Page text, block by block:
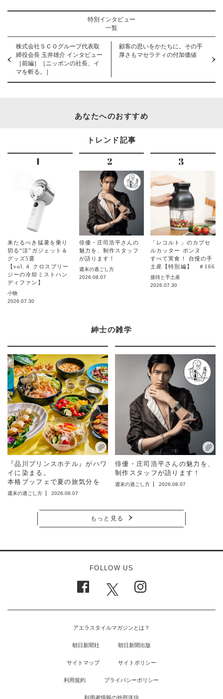
特別インタビュー
一覧
株式会社ＳＣＯグループ代表取
締役会長 玉井雄介 インタビュー
［前編］［ニッポンの社長、イ
マを斬る。］
顧客の思いをかたちに。その手
厚さもマセラティの付加価値
あなたへのおすすめ
トレンド記事
来たるべき猛暑を乗り
切る“涼”ガジェット＆
グッズ5選
【vol.４ クロスブリー
ジーの冷却ミストハン
ディファン】
小物
2026.07.30
俳優・庄司浩平さんの
魅力を、制作スタッフ
が語ります！
週末の過ごし方
2026.08.07
「レコルト」のカプセ
ルカッター ボンヌ
すべて実食！ 自慢の手
土産【特別編】 ＃166
接待と手土産
2026.07.30
紳士の雑学
『品川プリンスホテル』がハワ
イに染まる。
本格ブッフェで夏の旅気分を
週末の過ごし方 2026.08.07
俳優・庄司浩平さんの魅力を、
制作スタッフが語ります！
週末の過ごし方 2026.08.07
もっと見る
FOLLOW US
アエラスタイルマガジンとは？
朝日新聞社 朝日新聞出版
サイトマップ サイトポリシー
利用規約 プライバシーポリシー
利用者情報の外部送信